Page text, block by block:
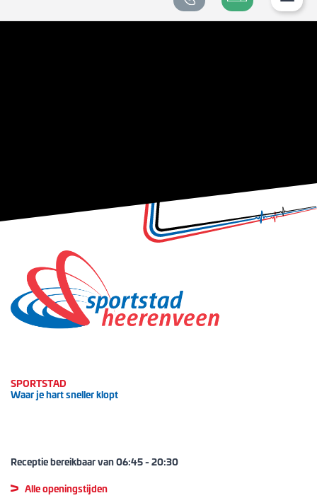
SPORTSTAD
Waar je hart sneller klopt
Receptie bereikbaar van06:45-20:30
Alle openingstijden